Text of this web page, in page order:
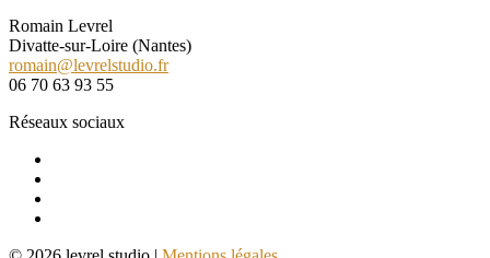
Romain Levrel
Divatte-sur-Loire (Nantes)
romain@levrelstudio.fr
06 70 63 93 55
Réseaux sociaux